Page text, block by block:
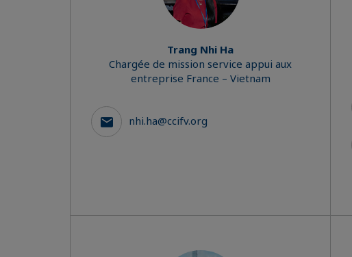
Trang Nhi Ha
Chargée de mission service appui aux
entreprise France – Vietnam
nhi.ha@ccifv.org